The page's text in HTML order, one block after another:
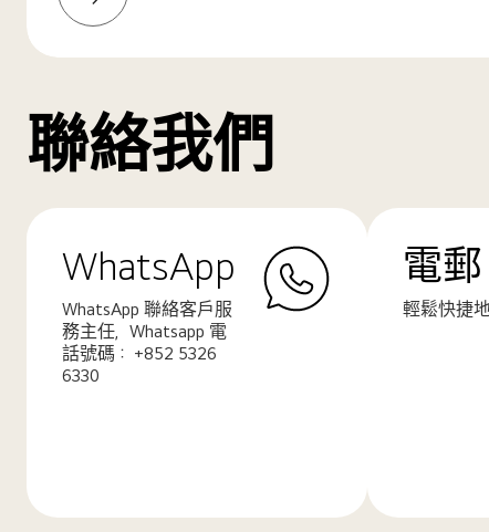
更
聯絡我們
WhatsApp
WhatsApp 聯絡客戶服
務主任，Whatsapp 電
話號碼： +852 5326
6330
電郵
輕鬆快捷